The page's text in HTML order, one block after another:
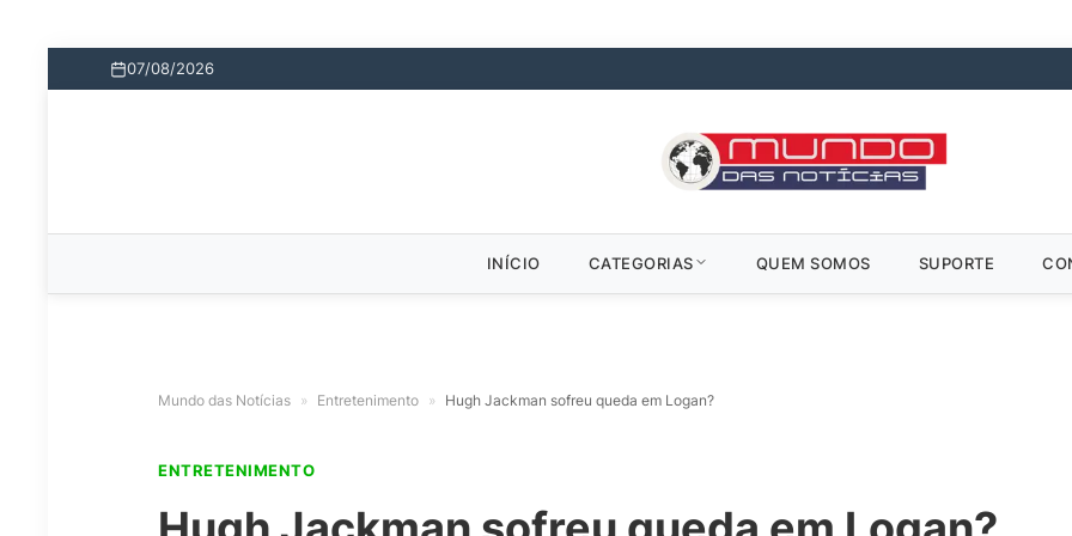
07/08/2026
INÍCIO CATEGORIAS QUEM SOMOS SUPORTE
Mundo das Notícias » Entretenimento » Hugh Jackman sofreu queda em Logan?
ENTRETENIMENTO